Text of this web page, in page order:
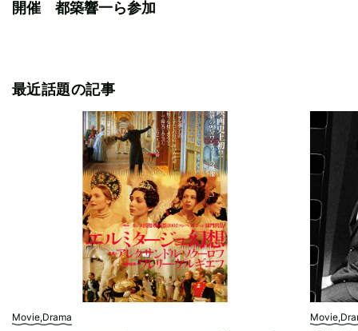
開催 都築響一ら参加
最近話題の記事
Movie,Drama